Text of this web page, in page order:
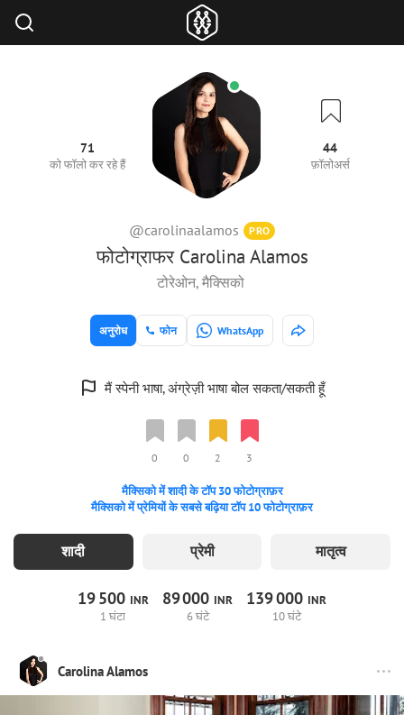
फोटोग्राफर Carolina Alamos
@carolinaalamos PRO
71
को फॉलो कर रहे हैं
44
फ़ॉलोअर्स
टोरेओन, मैक्सिको
अनुरोध फोन WhatsApp
मैं स्पेनी भाषा, अंग्रेज़ी भाषा बोल सकता/सकती हूँ
0 0 2 3
मैक्सिको में शादी के टॉप 30 फोटोग्राफ़र
मैक्सिको में प्रेमियों के सबसे बढ़िया टॉप 10 फोटोग्राफ़र
शादी प्रेमी मातृत्व
19500 INR
1 घंटा
89000 INR
6 घंटे
139000 INR
10 घंटे
Carolina Alamos